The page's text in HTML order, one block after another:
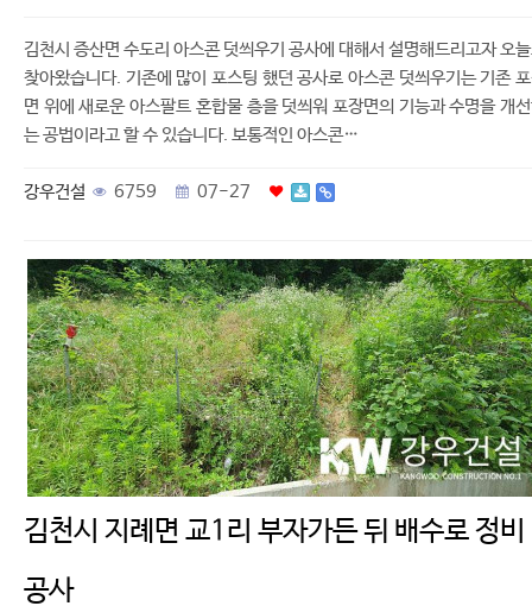
김천시 증산면 수도리 아스콘 덧씌우기 공사에 대해서 설명해드리고자 오
찾아왔습니다. 기존에 많이 포스팅 했던 공사로 아스콘 덧씌우기는 기존
면 위에 새로운 아스팔트 혼합물 층을 덧씌워 포장면의 기능과 수명을 개
는 공법이라고 할 수 있습니다. 보통적인 아스콘…
강우건설 6759 07-27
김천시 지례면 교1리 부자가든 뒤 배수로 정비
공사